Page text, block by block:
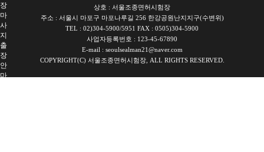
장
마
사
지
출
장
안
마
상호 : 서울조종면허시험장
주소 : 서울시 마포구 마포나루길 256 한강공원난지지구(수변위)
TEL : 02)304-5900/5951 FAX : 0505)304-5900
사업자등록번호 : 123-45-67890
E-mail : seoulsealman21@naver.com
COPYRIGHT(C) 서울조종면허시험장, ALL RIGHTS RESERVED.